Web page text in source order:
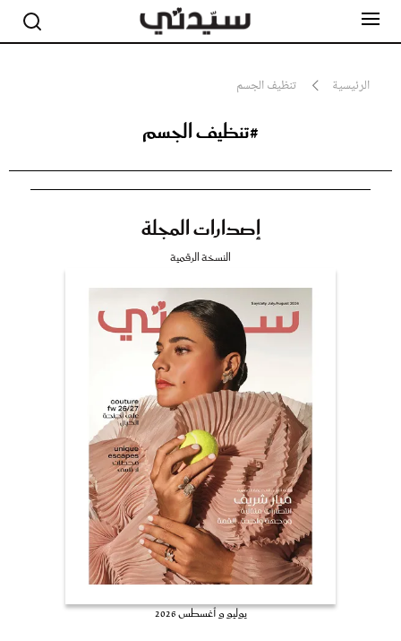
الرئيسية تنظيف الجسم
#تنظيف الجسم
إصدارات المجلة
النسخة الرقمية
يوليو و أغسطس 2026
جمال
صحة ورشاقة
عروس سيدتي